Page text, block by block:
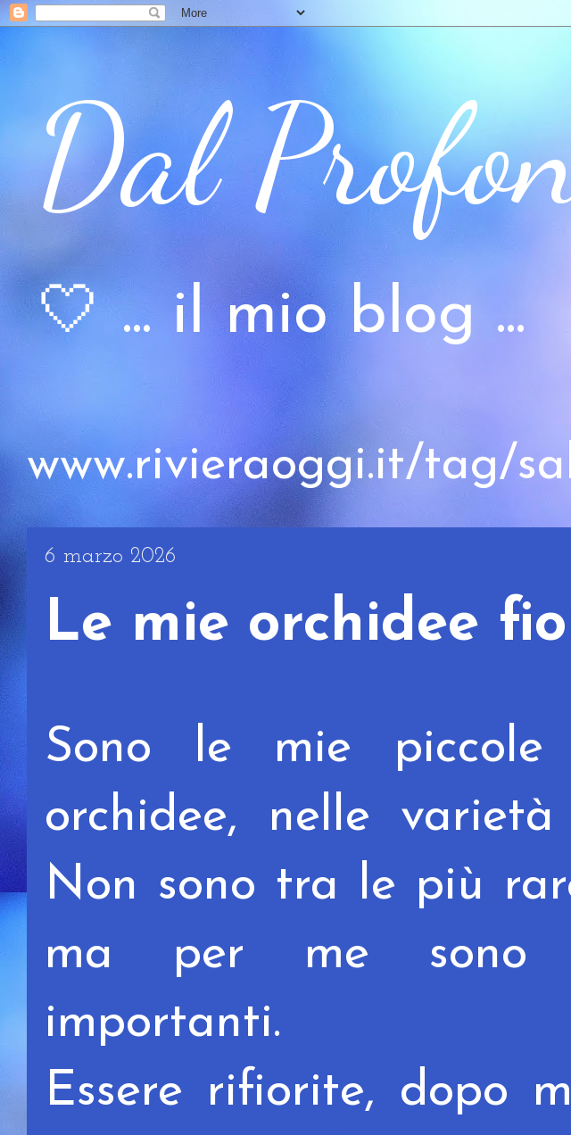
Dal
🤍 ... il mio blog ...
www.rivieraoggi.it/tag/
6 marzo 2026
Le mie orchidee
Sono le mie
orchidee, nelle
Non sono tra le più
ma per me sono
importanti.
Essere rifiorite, dopo